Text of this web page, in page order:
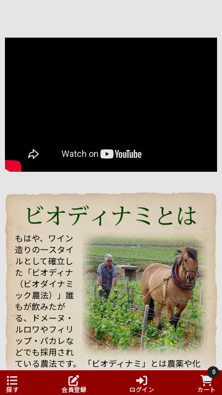
ワイン醸造に対する自身のフィロソフィ（哲学）を強
く持った志の高い醸造家でした。
今回は、他のお客様もいらっしゃりとても忙しい中私
くれました。 途中で「もう大丈夫ですよ・・・」と言
っても、「これを飲んでくれ」と、どんどんいろいろ
なワインを持ってきてくれてワインや畑や自分の考え
などたくさん話していただきました！
そんな訪問の様子を一部まとめしたのでご覧くださ
い。 また動画も撮影したものをほんの少しまとめまし
たのでご一緒にどうぞ。 少しでもマルシャンの熱い思
いが伝わればいいなと思っています。
まず、着いて初めにマルシャンのヴィラージュクラス
の傑作ともいうべき、ワンランク上のブルゴーニュ・
ルージュ、「キュヴェ・アヴァロン」。
もはや、ワイン
造りの一スタイ
ルとして確立し
た「ビオディナ
（ビオダイナミ
ック農法）」誰
もが飲みたが
る、ドメーヌ・
ルロワやフィリ
ップ・パカレな
どでも採用され
ている農法です。 「ビオディナミ」とは農薬や化
学肥料を使用しない農法ですが、一般的に無農薬
といわれる農法とはかなり異なります。
探す 会員登録 ログイン
0
カート